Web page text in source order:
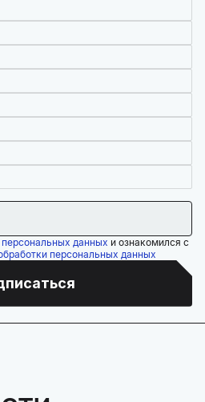
персональных данных и ознакомился с
персональных данных